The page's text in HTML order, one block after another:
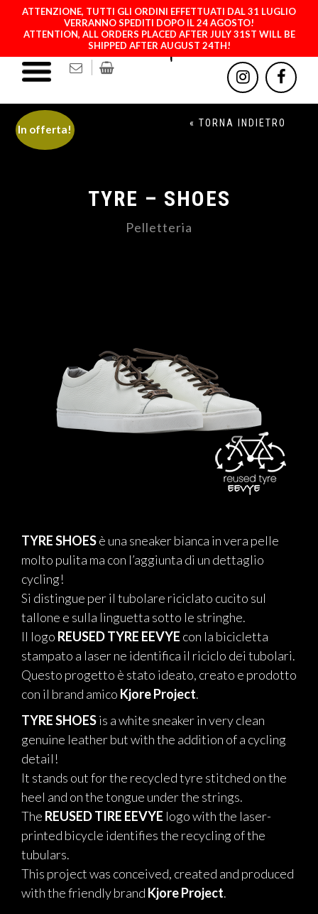
ATTENZIONE, TUTTI GLI ORDINI EFFETTUATI DAL 31 LUGLIO
VERRANNO SPEDITI DOPO IL 24 AGOSTO!
ATTENTION, ALL ORDERS PLACED AFTER JULY 31ST WILL BE
SHIPPED AFTER AUGUST 24TH!
In offerta!
« TORNA INDIETRO
TYRE – SHOES
Pelletteria
TYRE SHOESè una sneaker bianca in vera pelle
molto pulita ma con l’aggiunta di un dettaglio
cycling!
Si distingue per il tubolare riciclato cucito sul
tallone e sulla linguetta sotto le stringhe.
Il logo REUSED TYRE EEVYE con la bicicletta
stampato a laser ne identifica il riciclo dei tubolari.
Questo progetto è stato ideato, creato e prodotto
con il brand amico Kjore Project.
TYRE SHOESis a white sneaker in very clean
genuine leather but with the addition of a cycling
detail!
It stands out for the recycled tyre stitched on the
heel and on the tongue under the strings.
The REUSED TIRE EEVYE logo with the laser-
printed bicycle identifies the recycling of the
tubulars.
This project was conceived, created and produced
with the friendly brand Kjore Project.